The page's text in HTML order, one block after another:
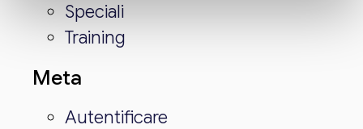
Speciali
Training
Meta
Autentificare